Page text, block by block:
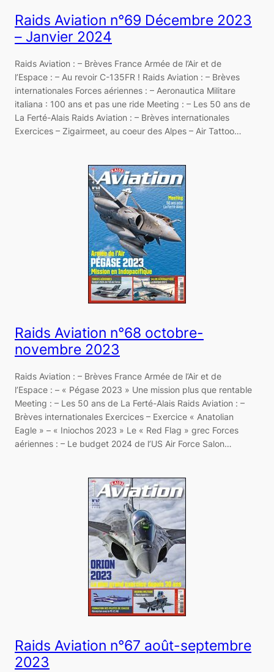
Raids Aviation n°69 Décembre 2023
– Janvier 2024
Raids Aviation : – Brèves France Armée de l’Air et de
l’Espace : – Au revoir C-135FR ! Raids Aviation : – Brèves
internationales Forces aériennes : – Aeronautica Militare
italiana : 100 ans et pas une ride Meeting : – Les 50 ans de
La Ferté-Alais Raids Aviation : – Brèves internationales
Exercices – Zigairmeet, au coeur des Alpes – Air Tattoo…
Raids Aviation n°68 octobre-
novembre 2023
Raids Aviation : – Brèves France Armée de l’Air et de
l’Espace : – « Pégase 2023 » Une mission plus que rentable
Meeting : – Les 50 ans de La Ferté-Alais Raids Aviation : –
Brèves internationales Exercices – Exercice « Anatolian
Eagle » – « Iniochos 2023 » Le « Red Flag » grec Forces
aériennes : – Le budget 2024 de l’US Air Force Salon…
Raids Aviation n°67 août-septembre
2023